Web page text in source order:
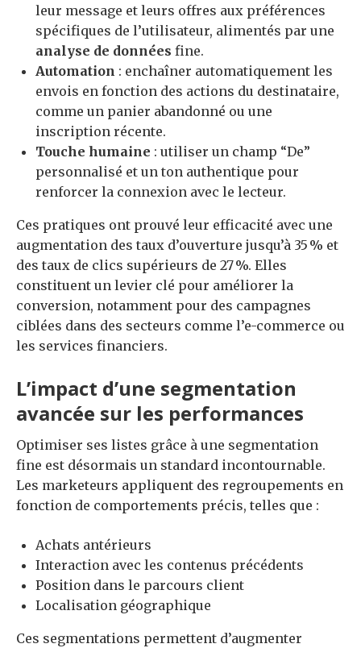
leur message et leurs offres aux préférences
spécifiques de l’utilisateur, alimentés par une
analyse de données fine.
Automation : enchaîner automatiquement les
envois en fonction des actions du destinataire,
comme un panier abandonné ou une
inscription récente.
Touche humaine : utiliser un champ “De”
personnalisé et un ton authentique pour
renforcer la connexion avec le lecteur.
Ces pratiques ont prouvé leur efficacité avec une
augmentation des taux d’ouverture jusqu’à 35 % et
des taux de clics supérieurs de 27 %. Elles
constituent un levier clé pour améliorer la
conversion, notamment pour des campagnes
ciblées dans des secteurs comme l’e-commerce ou
les services financiers.
L’impact d’une segmentation
avancée sur les performances
Optimiser ses listes grâce à une segmentation
fine est désormais un standard incontournable.
Les marketeurs appliquent des regroupements en
fonction de comportements précis, telles que :
Achats antérieurs
Interaction avec les contenus précédents
Position dans le parcours client
Localisation géographique
Ces segmentations permettent d’augmenter